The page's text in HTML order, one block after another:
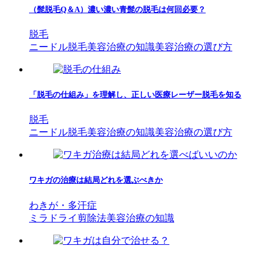
（髭脱毛Q＆A）濃い濃い青髭の脱毛は何回必要？
脱毛
ニードル脱毛美容治療の知識美容治療の選び方
「脱毛の仕組み」を理解し、正しい医療レーザー脱毛を知る
脱毛
ニードル脱毛美容治療の知識美容治療の選び方
ワキガの治療は結局どれを選ぶべきか
わきが・多汗症
ミラドライ 剪除法美容治療の知識